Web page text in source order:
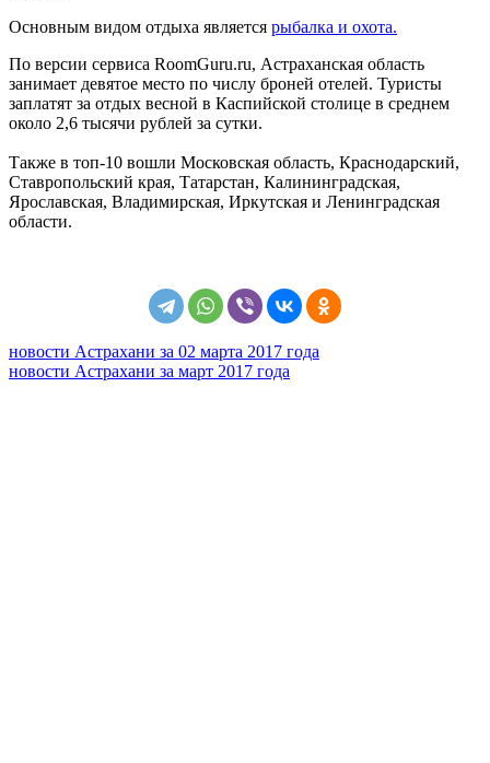
Основным видом отдыха является рыбалка и охота.
По версии сервиса RoomGuru.ru, Астраханская область
занимает девятое место по числу броней отелей. Туристы
заплатят за отдых весной в Каспийской столице в среднем
около 2,6 тысячи рублей за сутки.
Также в топ-10 вошли Московская область, Краснодарский,
Ставропольский края, Татарстан, Калининградская,
Ярославская, Владимирская, Иркутская и Ленинградская
области.
новости Астрахани за 02 марта 2017 года
новости Астрахани за март 2017 года